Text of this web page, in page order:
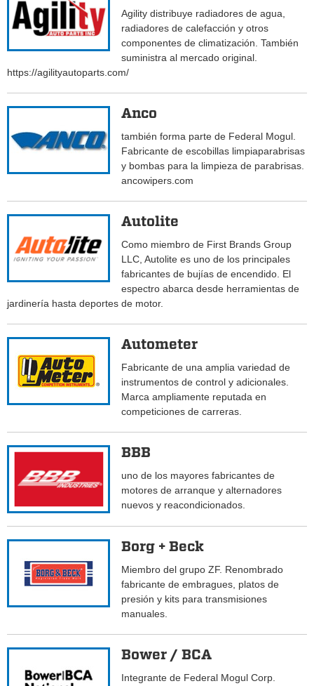
Agility distribuye radiadores de agua,
radiadores de calefacción y otros
componentes de climatización. También
suministra al mercado original.
https://agilityautoparts.com/
Anco
también forma parte de Federal Mogul.
Fabricante de escobillas limpiaparabrisas
y bombas para la limpieza de parabrisas.
ancowipers.com
Autolite
Como miembro de First Brands Group
LLC, Autolite es uno de los principales
fabricantes de bujías de encendido. El
espectro abarca desde herramientas de
jardinería hasta deportes de motor.
Autometer
Fabricante de una amplia variedad de
instrumentos de control y adicionales.
Marca ampliamente reputada en
competiciones de carreras.
BBB
uno de los mayores fabricantes de
motores de arranque y alternadores
nuevos y reacondicionados.
Borg + Beck
Miembro del grupo ZF. Renombrado
fabricante de embragues, platos de
presión y kits para transmisiones
manuales.
Bower / BCA
Integrante de Federal Mogul Corp.